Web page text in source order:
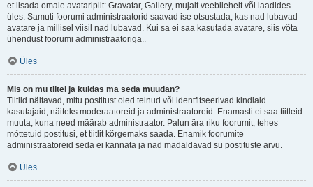
et lisada omale avataripilt: Gravatar, Gallery, mujalt veebilehelt või laadides
üles. Samuti foorumi administraatorid saavad ise otsustada, kas nad lubavad
avatare ja millisel viisil nad lubavad. Kui sa ei saa kasutada avatare, siis võta
ühendust foorumi administraatoriga..
Üles
Mis on mu tiitel ja kuidas ma seda muudan?
Tiitlid näitavad, mitu postitust oled teinud või identfitseerivad kindlaid
kasutajaid, näiteks moderaatoreid ja administraatoreid. Enamasti ei saa tiitleid
muuta, kuna need määrab administraator. Palun ära riku foorumit, tehes
mõttetuid postitusi, et tiitlit kõrgemaks saada. Enamik foorumite
administraatoreid seda ei kannata ja nad madaldavad su postituste arvu.
Üles